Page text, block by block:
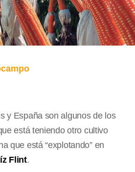
y España son algunos de los
está teniendo otro cultivo
que está “explotando” en
Flint.